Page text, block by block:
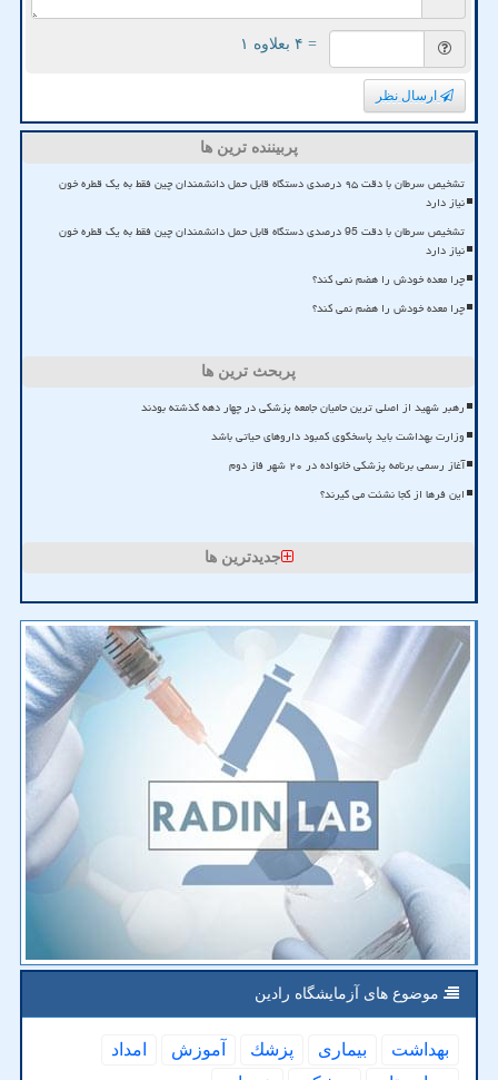
= ۴ بعلاوه ۱
ارسال نظر
پربیننده ترین ها
تشخیص سرطان با دقت ۹۵ درصدی دستگاه قابل حمل دانشمندان چین فقط به یک قطره خون
نیاز دارد
تشخیص سرطان با دقت 95 درصدی دستگاه قابل حمل دانشمندان چین فقط به یک قطره خون
نیاز دارد
چرا معده خودش را هضم نمی کند؟
چرا معده خودش را هضم نمی کند؟
پربحث ترین ها
رهبر شهید از اصلی ترین حامیان جامعه پزشکی در چهار دهه گذشته بودند
وزارت بهداشت باید پاسخگوی کمبود داروهای حیاتی باشد
آغاز رسمی برنامه پزشکی خانواده در ۲۰ شهر فاز دوم
این فرها از کجا نشئت می گیرند؟
جدیدترین ها
موضوع های آزمایشگاه رادین
بهداشت بیماری پزشك آموزش
امداد